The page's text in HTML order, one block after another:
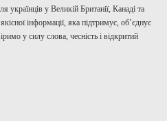
у Великій Британії, Канаді та
інформації, яка підтримує, об’єднує
у силу слова, чесність і відкритий